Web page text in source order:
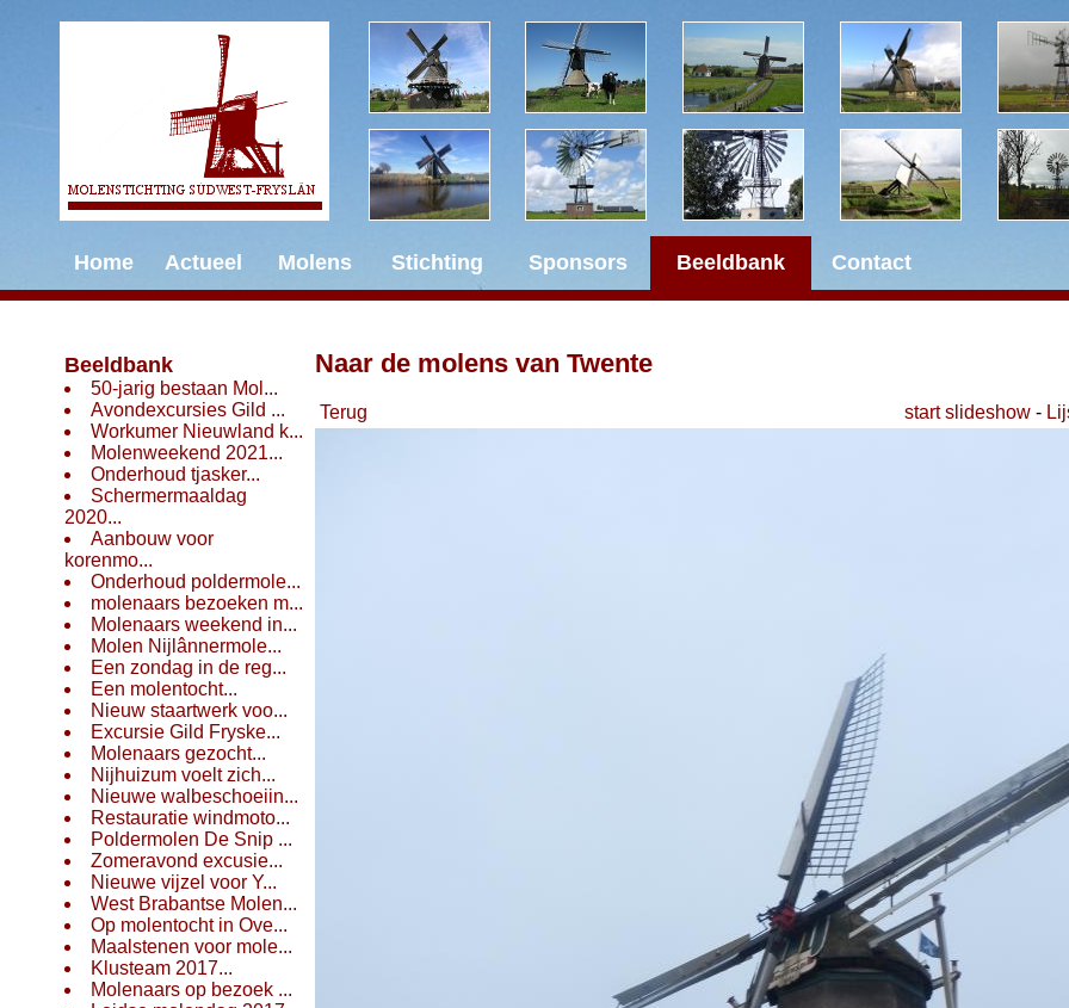
Home Actueel Molens Stichting Sponsors Beeldbank Contact
Beeldbank
50-jarig bestaan Mol...
Avondexcursies Gild ...
Workumer Nieuwland k...
Molenweekend 2021...
Onderhoud tjasker...
Schermermaaldag
2020...
Aanbouw voor
korenmo...
Onderhoud poldermole...
molenaars bezoeken m...
Molenaars weekend in...
Molen Nijlânnermole...
Een zondag in de reg...
Een molentocht...
Nieuw staartwerk voo...
Excursie Gild Fryske...
Molenaars gezocht...
Nijhuizum voelt zich...
Nieuwe walbeschoeiin...
Restauratie windmoto...
Poldermolen De Snip ...
Zomeravond excusie...
Nieuwe vijzel voor Y...
West Brabantse Molen...
Op molentocht in Ove...
Maalstenen voor mole...
Klusteam 2017...
Molenaars op bezoek ...
Naar de molens van Twente
Terug start slideshow -